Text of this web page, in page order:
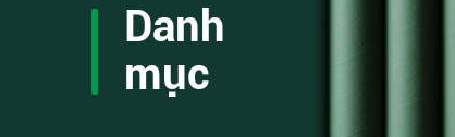
Danh
mục